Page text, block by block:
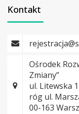
Kontakt
Ośrodek
Zmiany”
ul. Litewska
róg ul.
00-163